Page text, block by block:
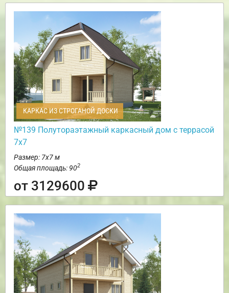
КАРКАС ИЗ СТРОГАНОЙ ДОСКИ
№139 Полутораэтажный каркасный дом с террасой
7х7
Размер: 7х7 м
Общая площадь: 902
от 3129600